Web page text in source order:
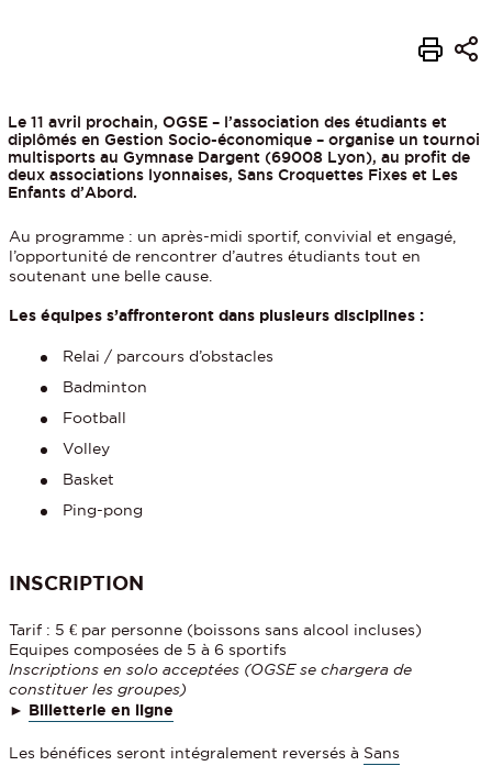
Le 11 avril prochain, OGSE – l’association des étudiants et
diplômés en Gestion Socio-économique – organise un tournoi
multisports au Gymnase Dargent (69008 Lyon), au profit de
deux associations lyonnaises, Sans Croquettes Fixes et Les
Enfants d’Abord.
Au programme : un après-midi sportif, convivial et engagé,
l’opportunité de rencontrer d’autres étudiants tout en
soutenant une belle cause.
Les équipes s’affronteront dans plusieurs disciplines :
Relai / parcours d’obstacles
Badminton
Football
Volley
Basket
Ping-pong
INSCRIPTION
Tarif : 5 € par personne (boissons sans alcool incluses)
Equipes composées de 5 à 6 sportifs
Inscriptions en solo acceptées (OGSE se chargera de
constituer les groupes)
► Billetterie en ligne
Les bénéfices seront intégralement reversés à Sans